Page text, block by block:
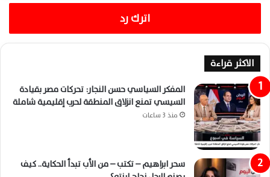
اترك رد
الاكثر قراءة
المفكر السياسي حسن النجار: تحركات مصر بقيادة
السيسي تمنع انزلاق المنطقة لحرب إقليمية شاملة
منذ 3 ساعات
سحر ابراهيم – تكتب – من الأب تبدأ الحكاية.. كيف